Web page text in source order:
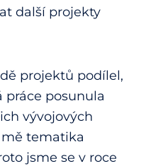
další projekty
projektů podílel,
práce posunula
vývojových
tematika
jsme se v roce